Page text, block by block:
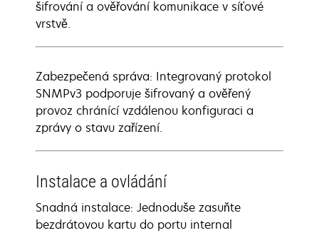
šifrování a ověřování komunikace v síťové
vrstvě.
Zabezpečená správa: Integrovaný protokol
SNMPv3 podporuje šifrovaný a ověřený
provoz chránící vzdálenou konfiguraci a
zprávy o stavu zařízení.
Instalace a ovládání
Snadná instalace: Jednoduše zasuňte
bezdrátovou kartu do portu internal